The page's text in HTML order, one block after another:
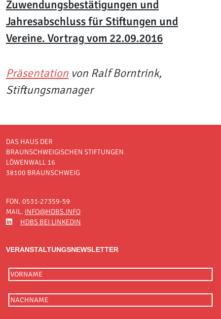
Zuwendungsbestätigungen und
Jahresabschluss für Stiftungen und
Vereine. Vortrag vom 22.09.2016
Präsentation von Ralf Borntrink,
Stiftungsmanager
DAS HAUS DER
BRAUNSCHWEIGISCHEN STIFTUNGEN
LÖWENWALL 16
38100 BRAUNSCHWEIG
FON. 0531-27359-59
MAIL. INFO@HDBS.INFO
HDBS BEI LINKEDIN
VERANSTALTUNGSNEWSLETTER